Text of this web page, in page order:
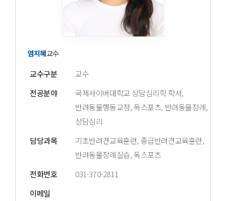
염지혜교수
교수구분
교수
전공분야
국제사이버대학교 상담심리학 학사,
반려동물행동교정, 독스포츠, 반려동물장례,
상담심리
담당과목
기초반려견교육훈련, 중급반려견교육훈련,
반려동물장례실습, 독스포츠
전화번호
031-370-2811
이메일